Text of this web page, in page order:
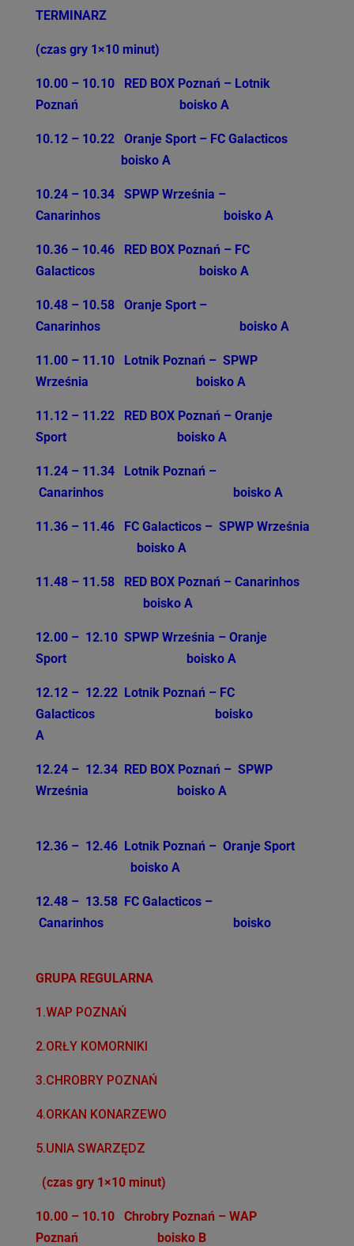
TERMINARZ
(czas gry 1×10 minut)
10.00 – 10.10 RED BOX Poznań – Lotnik
Poznań boisko A
10.12 – 10.22 Oranje Sport – FC Galacticos
boisko A
10.24 – 10.34 SPWP Września –
Canarinhosboisko A
10.36 – 10.46 RED BOX Poznań – FC
Galacticosboisko A
10.48 – 10.58 Oranje Sport –
Canarinhosboisko A
11.00 – 11.10 Lotnik Poznań – SPWP
Września boisko A
11.12 – 11.22 RED BOX Poznań – Oranje
Sportboisko A
11.24 – 11.34 Lotnik Poznań –
Canarinhosboisko A
11.36 – 11.46 FC Galacticos – SPWP Września
boisko A
11.48 – 11.58 RED BOX Poznań – Canarinhos
boisko A
12.00 – 12.10 SPWP Września – Oranje
Sportboisko A
12.12 – 12.22 Lotnik Poznań – FC
Galacticosboisko
A
12.24 – 12.34 RED BOX Poznań – SPWP
Września boisko A
12.36 – 12.46 Lotnik Poznań – Oranje Sport
boisko A
12.48 – 13.58 FC Galacticos –
Canarinhos boisko
GRUPA REGULARNA
1.WAP POZNAŃ
2.ORŁY KOMORNIKI
3.CHROBRY POZNAŃ
4.ORKAN KONARZEWO
5.UNIA SWARZĘDZ
(czas gry 1×10 minut)
10.00 – 10.10 Chrobry Poznań – WAP
Poznań boisko B